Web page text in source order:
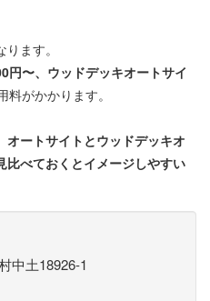
ます。
円〜、ウッドデッキオートサイ
料がかかります。
オートサイトとウッドデッキオ
比べておくとイメージしやすい
中土18926-1